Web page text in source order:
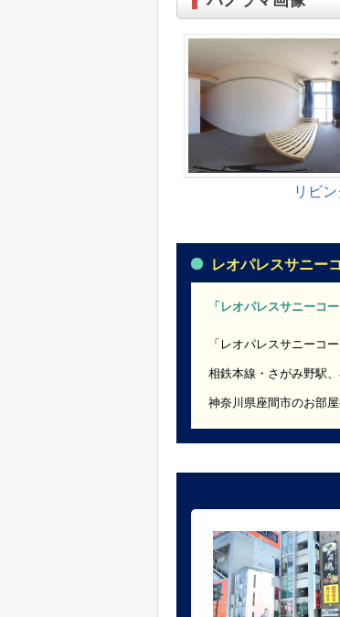
レオパレスサニー
「レオパレスサニーコ
「レオパレスサニーコ
相鉄本線・さがみ野駅
神奈川県座間市のお部